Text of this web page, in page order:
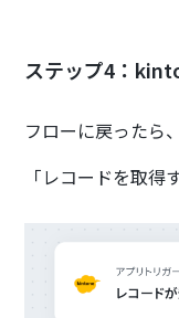
ステップ4：
フローに戻ったら
「レコードを取得